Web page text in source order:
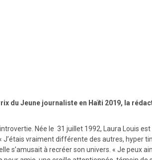
du Jeune journaliste en Haïti 2019, la
Née le 31 juillet 1992, Laura Louis est
vraiment différente des autres, hyper
s’amusait à recréer son univers. « Je peux